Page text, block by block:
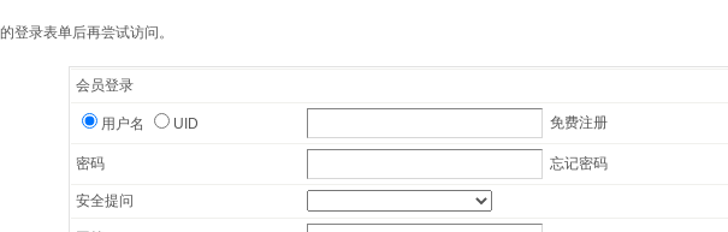
登录表单后再尝试访问。
会员登录
用户名 UID 免费注册
密码 忘记密码
安全提问